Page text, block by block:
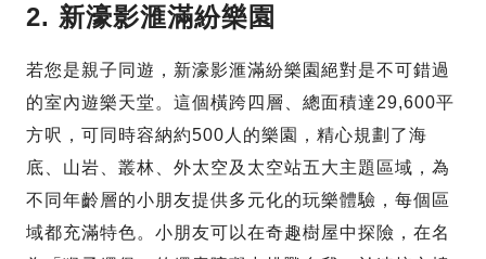
2. 新濠影滙滿紛樂園
若您是親子同遊，新濠影滙滿紛樂園絕對是不可錯過
的室內遊樂天堂。這個橫跨四層、總面積達29,600平
方呎，可同時容納約500人的樂園，精心規劃了海
底、山岩、叢林、外太空及太空站五大主題區域，為
不同年齡層的小朋友提供多元化的玩樂體驗，每個區
域都充滿特色。小朋友可以在奇趣樹屋中探險，在名